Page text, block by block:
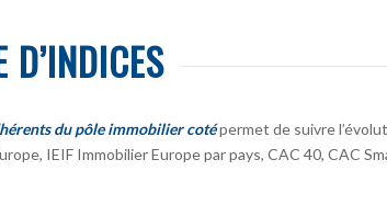
D’INDICES
du pôle immobilier cotépermet de suivre
IEIF Immobilier Europe par pays, CAC 40, CAC